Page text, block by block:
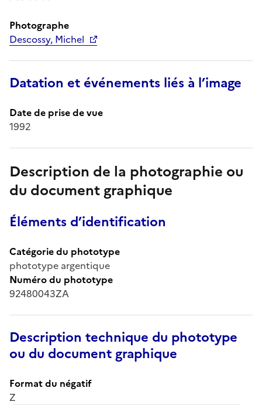
Photographe
Descossy, Michel
Datation et événements liés à l’image
Date de prise de vue
1992
Description de la photographie ou
du document graphique
Éléments d’identification
Catégorie du phototype
phototype argentique
Numéro du phototype
92480043ZA
Description technique du phototype
ou du document graphique
Format du négatif
Z